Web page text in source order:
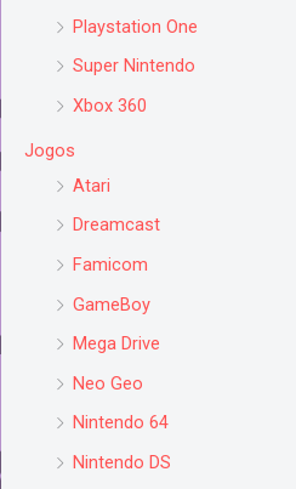
Playstation One
Super Nintendo
Xbox 360
Jogos
Atari
Dreamcast
Famicom
GameBoy
Mega Drive
Neo Geo
Nintendo 64
Nintendo DS